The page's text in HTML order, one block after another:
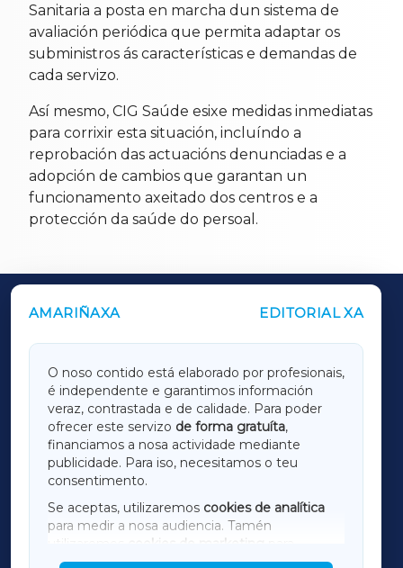
Sanitaria a posta en marcha dun sistema de
avaliación periódica que permita adaptar os
subministros ás características e demandas de
cada servizo.
Así mesmo, CIG Saúde esixe medidas inmediatas
para corrixir esta situación, incluíndo a
reprobación das actuacións denunciadas e a
adopción de cambios que garantan un
funcionamento axeitado dos centros e a
protección da saúde do persoal.
AMARIÑAXA EDITORIAL XA
O noso contido está elaborado por profesionais,
é independente e garantimos información
veraz, contrastada e de calidade. Para poder
ofrecer este servizo de forma gratuíta,
financiamos a nosa actividade mediante
publicidade. Para iso, necesitamos o teu
consentimento.
Se aceptas, utilizaremos cookies de analítica
para medir a nosa audiencia. Tamén
utilizaremos
cookies de marketing
mostrar publicidade de terceiros.
OUTROS PERIÓDICOS
LUGOXA
TERRACHAXA
AMARIÑAXA